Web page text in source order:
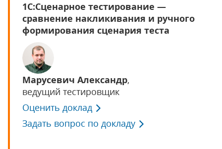
1С:Сценарное тестирование —
сравнение накликивания и ручного
формирования сценария теста
Марусевич Александр,
ведущий тестировщик
Оценить доклад
Задать вопрос по докладу